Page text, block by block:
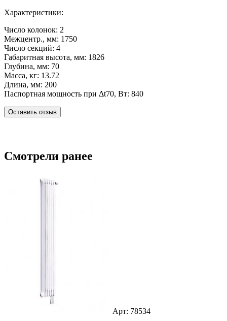
Характеристики:
Число колонок: 2
Межцентр., мм: 1750
Число секций: 4
Габаритная высота, мм: 1826
Глубина, мм: 70
Масса, кг: 13.72
Длина, мм: 200
Паспортная мощность при Δt70, Вт: 840
Оставить отзыв
Смотрели ранее
Арт: 78534